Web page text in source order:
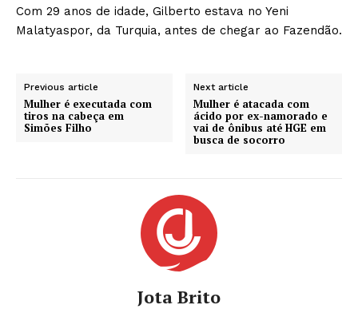
Com 29 anos de idade, Gilberto estava no Yeni
Malatyaspor, da Turquia, antes de chegar ao Fazendão.
Previous article
Mulher é executada com
tiros na cabeça em
Simões Filho
Next article
Mulher é atacada com
ácido por ex-namorado e
vai de ônibus até HGE em
busca de socorro
Jota Brito